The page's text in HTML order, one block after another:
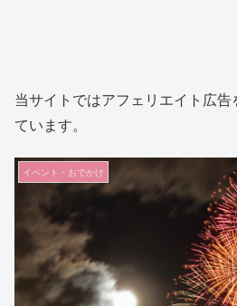
当サイトではアフェリエイト広
ています。
イベント・おでかけ